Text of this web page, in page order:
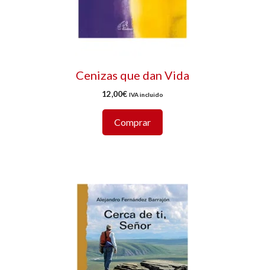
Cenizas que dan Vida
12,00€ IVA incluido
Comprar